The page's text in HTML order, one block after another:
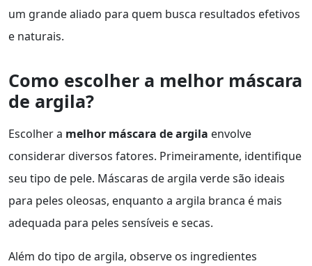
um grande aliado para quem busca resultados efetivos
e naturais.
Como escolher a melhor máscara
de argila?
Escolher a melhor máscara de argila envolve
considerar diversos fatores. Primeiramente, identifique
seu tipo de pele. Máscaras de argila verde são ideais
para peles oleosas, enquanto a argila branca é mais
adequada para peles sensíveis e secas.
Além do tipo de argila, observe os ingredientes